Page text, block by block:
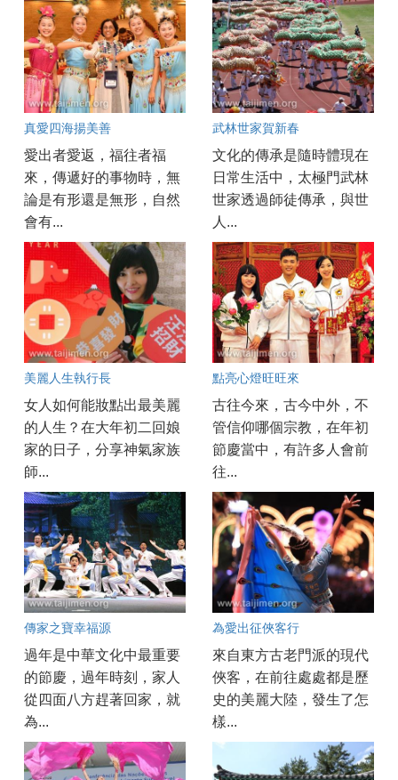
真愛四海揚美善
愛出者愛返，福往者福
來，傳遞好的事物時，無
論是有形還是無形，自然
會有...
武林世家賀新春
文化的傳承是隨時體現在
日常生活中，太極門武林
世家透過師徒傳承，與世
人...
美麗人生執行長
女人如何能妝點出最美麗
的人生？在大年初二回娘
家的日子，分享神氣家族
師...
點亮心燈旺旺來
古往今來，古今中外，不
管信仰哪個宗教，在年初
節慶當中，有許多人會前
往...
傳家之寶幸福源
過年是中華文化中最重要
的節慶，過年時刻，家人
從四面八方趕著回家，就
為...
為愛出征俠客行
來自東方古老門派的現代
俠客，在前往處處都是歷
史的美麗大陸，發生了怎
樣...